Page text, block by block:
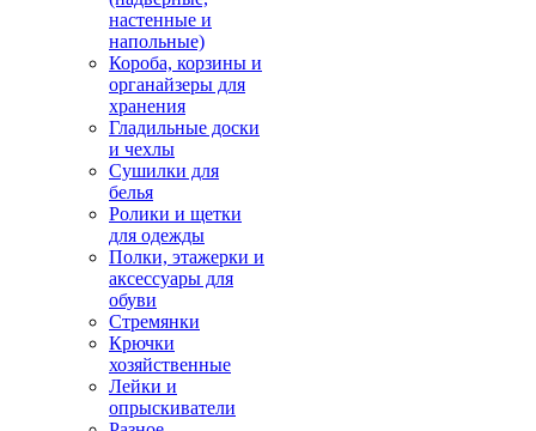
настенные и
напольные)
Короба, корзины и
органайзеры для
хранения
Гладильные доски
и чехлы
Сушилки для
белья
Ролики и щетки
для одежды
Полки, этажерки и
аксессуары для
обуви
Стремянки
Крючки
хозяйственные
Лейки и
опрыскиватели